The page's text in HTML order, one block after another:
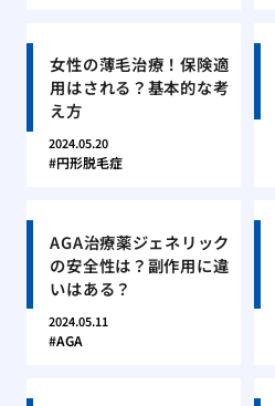
女性の薄毛治療！保険適
用はされる？基本的な考
え方
2024.05.20
円形脱毛症
AGA治療薬ジェネリック
の安全性は？副作用に違
いはある？
2024.05.11
AGA